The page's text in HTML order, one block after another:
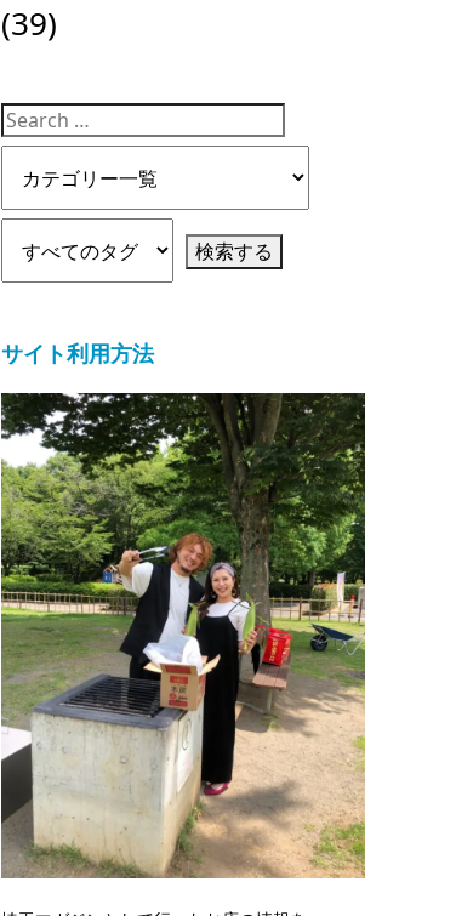
(39)
サイト利用方法